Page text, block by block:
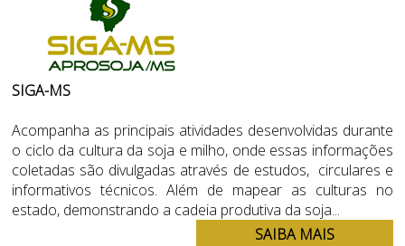
SIGA-MS
Acompanha as principais atividades desenvolvidas durante
o ciclo da cultura da soja e milho, onde essas informações
coletadas são divulgadas através de estudos, circulares e
informativos técnicos. Além de mapear as culturas no
estado, demonstrando a cadeia produtiva da soja...
SAIBA MAIS